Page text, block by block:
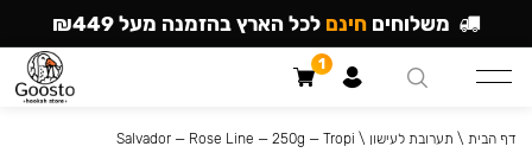
דף הבית \ תערובת לעישון \
Salvador — Rose Line — 250g — Tropi
משלוחים חינם לכל הארץ בהזמנה מעל ₪449
1